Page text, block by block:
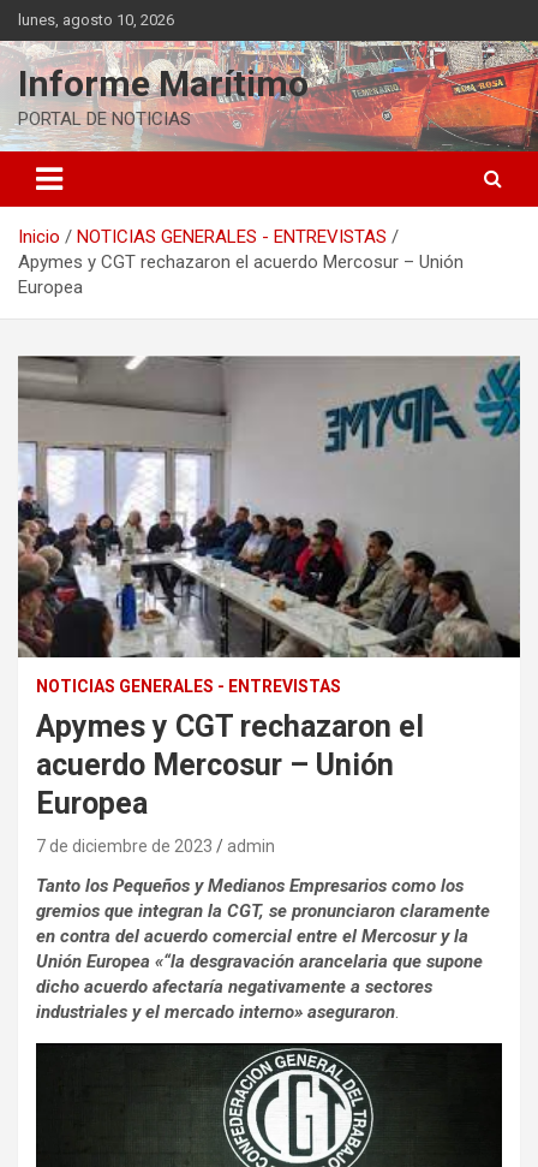
Saltar
al
contenido
lunes, agosto 10, 2026
Informe Marítimo
PORTAL DE NOTICIAS
Inicio
NOTICIAS GENERALES - ENTREVISTAS
Apymes y CGT rechazaron el acuerdo Mercosur – Unión
Europea
NOTICIAS GENERALES - ENTREVISTAS
Apymes y CGT rechazaron el
acuerdo Mercosur – Unión
Europea
7 de diciembre de 2023 admin
Tanto los Pequeños y Medianos Empresarios como los
gremios que integran la CGT, se pronunciaron claramente
en contra del acuerdo comercial entre el Mercosur y la
Unión Europea «“la desgravación arancelaria que supone
dicho acuerdo afectaría negativamente a sectores
industriales y el mercado interno» aseguraron.